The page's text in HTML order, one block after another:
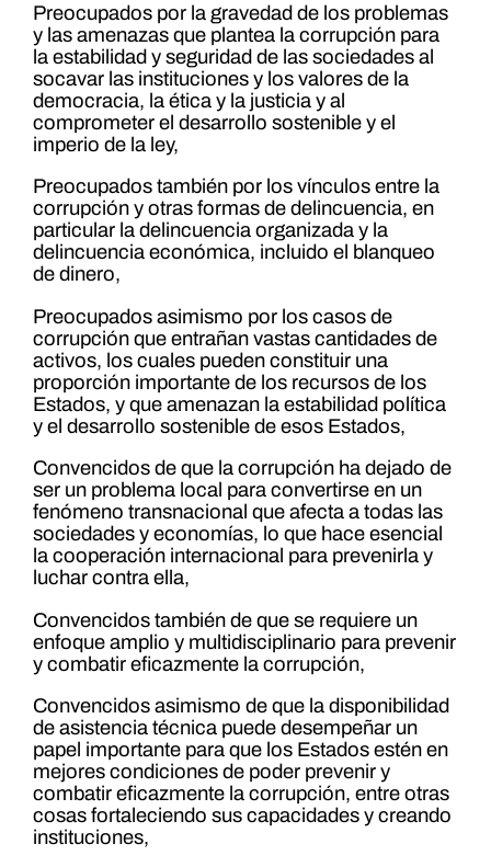
Preocupados por la gravedad de los problemas
y las amenazas que plantea la corrupción para
la estabilidad y seguridad de las sociedades al
socavar las instituciones y los valores de la
democracia, la ética y la justicia y al
comprometer el desarrollo sostenible y el
imperio de la ley,
Preocupados también por los vínculos entre la
corrupción y otras formas de delincuencia, en
particular la delincuencia organizada y la
delincuencia económica, incluido el blanqueo
de dinero,
Preocupados asimismo por los casos de
corrupción que entrañan vastas cantidades de
activos, los cuales pueden constituir una
proporción importante de los recursos de los
Estados, y que amenazan la estabilidad política
y el desarrollo sostenible de esos Estados,
Convencidos de que la corrupción ha dejado de
ser un problema local para convertirse en un
fenómeno transnacional que afecta a todas las
sociedades y economías, lo que hace esencial
la cooperación internacional para prevenirla y
luchar contra ella,
Convencidos también de que se requiere un
enfoque amplio y multidisciplinario para prevenir
y combatir eficazmente la corrupción,
Convencidos asimismo de que la disponibilidad
de asistencia técnica puede desempeñar un
papel importante para que los Estados estén en
mejores condiciones de poder prevenir y
combatir eficazmente la corrupción, entre otras
cosas fortaleciendo sus capacidades y creando
instituciones,